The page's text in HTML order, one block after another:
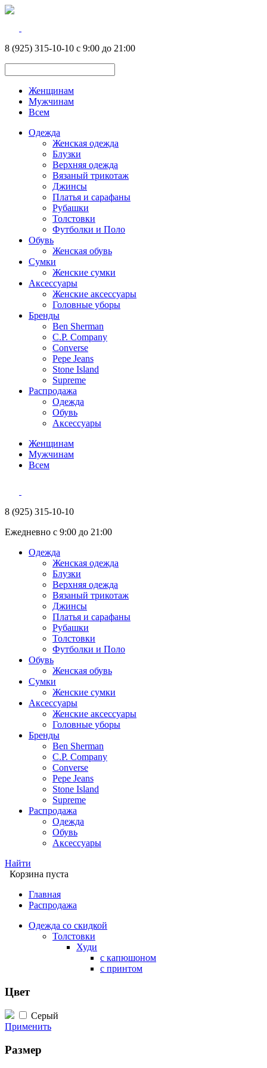
8 (925) 315-10-10 с 9:00 до 21:00
Женщинам
Мужчинам
Всем
Одежда
Женская одежда
Блузки
Верхняя одежда
Вязаный трикотаж
Джинсы
Платья и сарафаны
Рубашки
Толстовки
Футболки и Поло
Обувь
Женская обувь
Сумки
Женские сумки
Аксессуары
Женские аксессуары
Головные уборы
Бренды
Ben Sherman
C.P. Company
Converse
Pepe Jeans
Stone Island
Supreme
Распродажа
Одежда
Обувь
Аксессуары
Женщинам
Мужчинам
Всем
8 (925) 315-10-10
Ежедневно с 9:00 до 21:00
Одежда
Женская одежда
Блузки
Верхняя одежда
Вязаный трикотаж
Джинсы
Платья и сарафаны
Рубашки
Толстовки
Футболки и Поло
Обувь
Женская обувь
Сумки
Женские сумки
Аксессуары
Женские аксессуары
Головные уборы
Бренды
Ben Sherman
C.P. Company
Converse
Pepe Jeans
Stone Island
Supreme
Распродажа
Одежда
Обувь
Аксессуары
Найти
Корзина пуста
Главная
Распродажа
Одежда со скидкой
Толстовки
Худи
с капюшоном
с принтом
Цвет
Серый
Применить
Размер